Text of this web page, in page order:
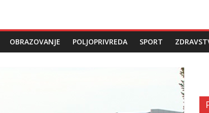
OBRAZOVANJE POLJOPRIVREDA SPORT